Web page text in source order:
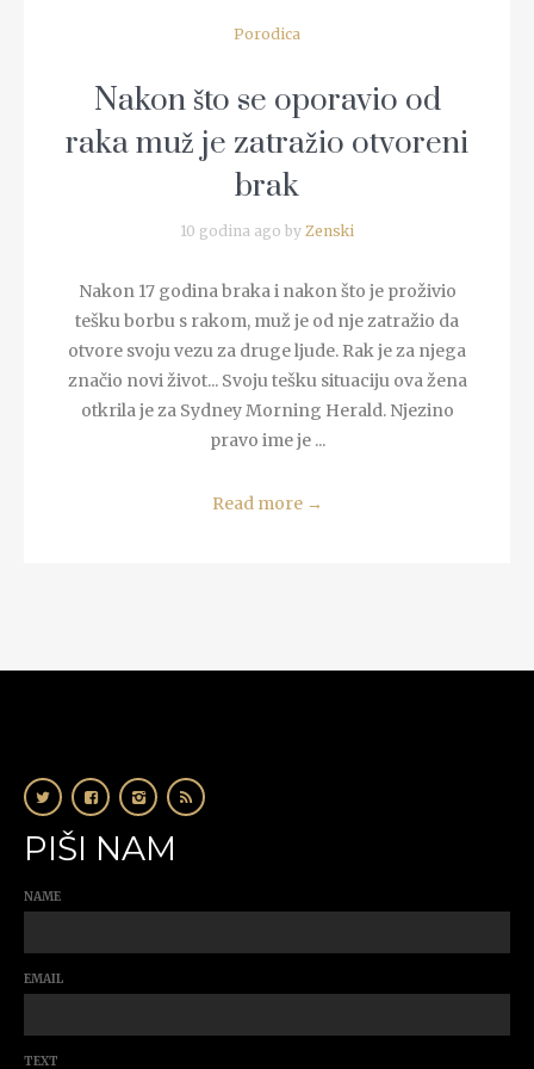
Porodica
Nakon što se oporavio od
raka muž je zatražio otvoreni
brak
10 godina ago by Zenski
Nakon 17 godina braka i nakon što je proživio
tešku borbu s rakom, muž je od nje zatražio da
otvore svoju vezu za druge ljude. Rak je za njega
značio novi život... Svoju tešku situaciju ova žena
otkrila je za Sydney Morning Herald. Njezino
pravo ime je ...
Read more →
PIŠI NAM
NAME
EMAIL
TEXT